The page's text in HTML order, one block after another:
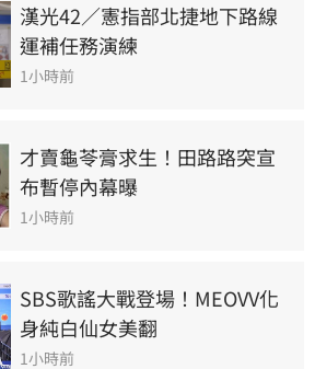
漢光42／憲指部北捷地下路線
運補任務演練
1小時前
才賣龜苓膏求生！田路路突宣
布暫停內幕曝
1小時前
SBS歌謠大戰登場！MEOVV化
身純白仙女美翻
1小時前